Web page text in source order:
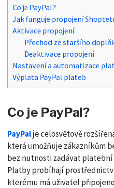
Co je PayPal?
Jak funguje propojení
Aktivace propojení
Přechod ze staršího
Deaktivace propojení
Nastavení a automatizace
Výplata PayPal plateb
Co je PayPal?
PayPalje celosvětově
která umožňuje zákazníkům
bez nutnosti zadávat
Platby probíhají
kterému má uživatel